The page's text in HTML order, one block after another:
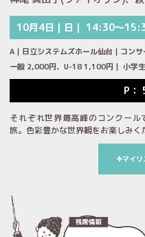
10月4日｜日｜ 14:30～
A｜日立システムズホール仙台｜コン
一般 2,000円、U-18 1,100円｜ 小学
P：
それぞれ世界最高峰のコンクー
旅。色彩豊かな世界観をお楽しみく
マイリ